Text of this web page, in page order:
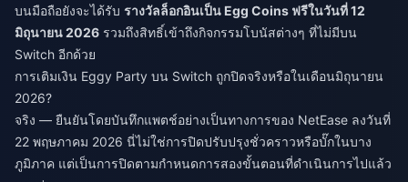
บนมือถือยังจะได้รับ รางวัลล็อกอินเป็น Egg Coins ฟรีในวันที่ 12
มิถุนายน 2026 รวมถึงสิทธิ์เข้าถึงกิจกรรมโบนัสต่างๆ ที่ไม่มีบน
Switch อีกด้วย
การเติมเงิน Eggy Party บน Switch ถูกปิดจริงหรือในเดือนมิถุนายน
2026?
จริง — ยืนยันโดยบันทึกแพตช์อย่างเป็นทางการของ NetEase ลงวันที่
22 พฤษภาคม 2026 นี่ไม่ใช่การปิดปรับปรุงชั่วคราวหรือบั๊กในบาง
ภูมิภาค แต่เป็นการปิดตามกำหนดการสองขั้นตอนที่ดำเนินการไปแล้ว